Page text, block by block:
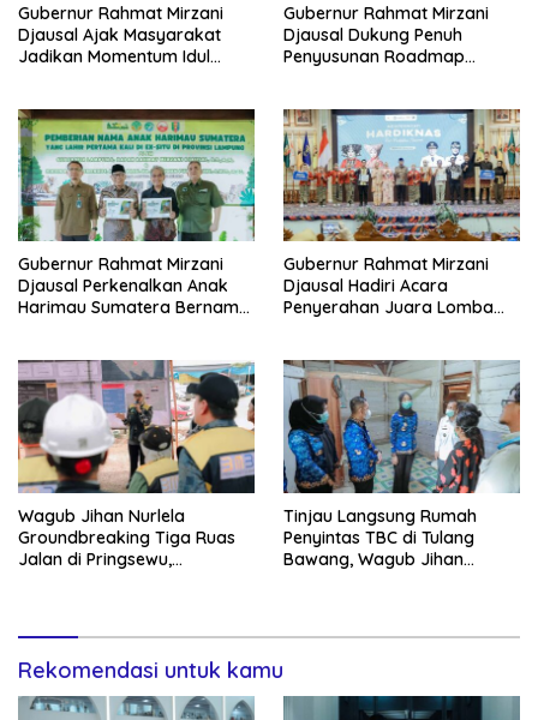
Gubernur Rahmat Mirzani
Djausal Ajak Masyarakat
Jadikan Momentum Idul
Keimanan, Keikhlasan dan
Mempererat Solidaritas
Sosial dalam Kehidupan
Sehari-Hari
Gubernur Rahmat Mirzani
Djausal Dukung Penuh
Penyusunan Roadmap
Desa di Provinsi Lampung
Teraliri Listrik 100 Persen
pada Tahun 2026
Gubernur Rahmat Mirzani
Djausal Perkenalkan Anak
Harimau Sumatera Bernama
Minimnya Populasi Membuat
Konservasi Satwa Liar Kian
Mendesak
Gubernur Rahmat Mirzani
Djausal Hadiri Acara
Penyerahan Juara Lomba
Pendidikan Nasional 2026,
Tanamkan Kecintaan
terhadap Budaya dan
Identitas Daerah
Wagub Jihan Nurlela
Groundbreaking Tiga Ruas
Jalan di Pringsewu,
Tinjau Langsung Rumah
Penyintas TBC di Tulang
Bawang, Wagub Jihan
Hunian yang Layak dan
Rekomendasi untuk kamu